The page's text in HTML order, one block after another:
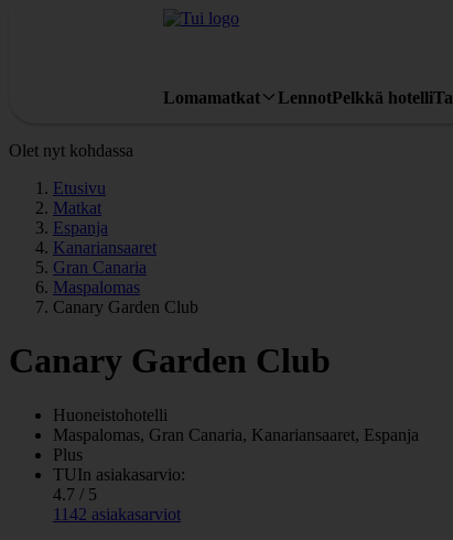
Lomamatkat LennotPelkkä hotelli
Olet nyt kohdassa
Etusivu
Matkat
Espanja
Kanariansaaret
Gran Canaria
Maspalomas
Canary Garden Club
Canary Garden Club
Huoneistohotelli
Maspalomas, Gran Canaria, Kanariansaaret, Espanja
Plus
TUIn asiakasarvio:
4.7 / 5
1142 asiakasarviot